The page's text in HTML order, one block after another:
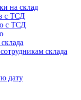
на склад
с ТСД
с ТСД
склада
дату